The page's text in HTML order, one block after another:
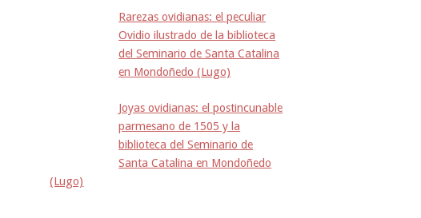
Rarezas ovidianas: el peculiar
Ovidio ilustrado de la biblioteca
del Seminario de Santa Catalina
en Mondoñedo (Lugo)
Joyas ovidianas: el postincunable
parmesano de 1505 y la
biblioteca del Seminario de
Santa Catalina en Mondoñedo
(Lugo)